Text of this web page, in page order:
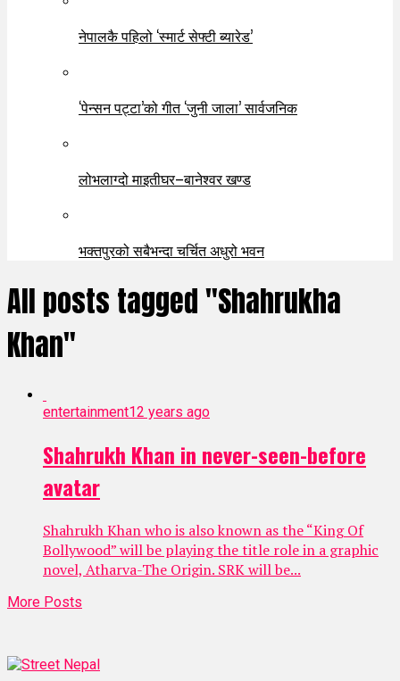
नेपालकै पहिलो ‘स्मार्ट सेफ्टी ब्यारेड’
‘पेन्सन पट्टा’को गीत ‘जुनी जाला’ सार्वजनिक
लोभलाग्दो माइतीघर–बानेश्वर खण्ड
भक्तपुरको सबैभन्दा चर्चित अधुरो भवन
All posts tagged "Shahrukha
Khan"
entertainment12 years ago
Shahrukh Khan in never-seen-before
avatar
Shahrukh Khan who is also known as the “King Of
Bollywood” will be playing the title role in a graphic
novel, Atharva-The Origin. SRK will be...
More Posts